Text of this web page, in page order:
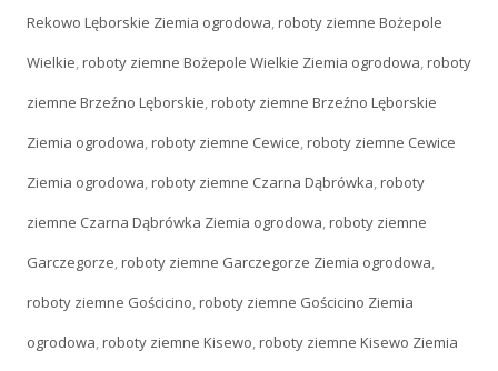
Rekowo Lęborskie Ziemia ogrodowa,roboty ziemne Bożepole
Wielkie,roboty ziemne Bożepole Wielkie Ziemia ogrodowa,roboty
ziemne Brzeźno Lęborskie,roboty ziemne Brzeźno Lęborskie
Ziemia ogrodowa,roboty ziemne Cewice,roboty ziemne Cewice
Ziemia ogrodowa,roboty ziemne Czarna Dąbrówka,roboty
ziemne Czarna Dąbrówka Ziemia ogrodowa,roboty ziemne
Garczegorze,roboty ziemne Garczegorze Ziemia ogrodowa,
roboty ziemne Gościcino,roboty ziemne Gościcino Ziemia
ogrodowa,roboty ziemne Kisewo,roboty ziemne Kisewo Ziemia